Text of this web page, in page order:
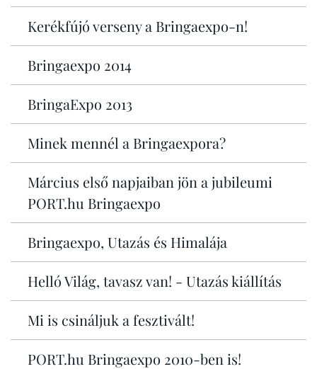
Kerékfújó verseny a Bringaexpo-n!
Bringaexpo 2014
BringaExpo 2013
Minek mennél a Bringaexpora?
Március első napjaiban jön a jubileumi
PORT.hu Bringaexpo
Bringaexpo, Utazás és Himalája
Helló Világ, tavasz van! - Utazás kiállítás
Mi is csináljuk a fesztivált!
PORT.hu Bringaexpo 2010-ben is!